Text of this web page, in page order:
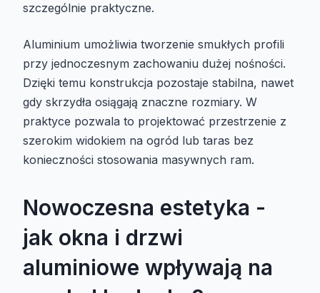
szczególnie praktyczne.
Aluminium umożliwia tworzenie smukłych profili
przy jednoczesnym zachowaniu dużej nośności.
Dzięki temu konstrukcja pozostaje stabilna, nawet
gdy skrzydła osiągają znaczne rozmiary. W
praktyce pozwala to projektować przestrzenie z
szerokim widokiem na ogród lub taras bez
konieczności stosowania masywnych ram.
Nowoczesna estetyka -
jak okna i drzwi
aluminiowe wpływają na